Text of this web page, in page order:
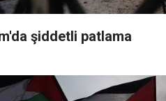
şiddetli patlama